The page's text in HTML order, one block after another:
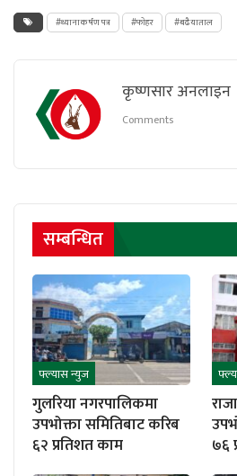
#ध्यानाकर्षण पत्र #फाेहर #बढैयाताल
कृष्णसार अनलाइन
Comments
सम्बन्धित
फ्ल्यास न्युज
गुलरिया नगरपालिकमा
उपभोक्ता समितिबाट करिब
६२ प्रतिशत काम
७६